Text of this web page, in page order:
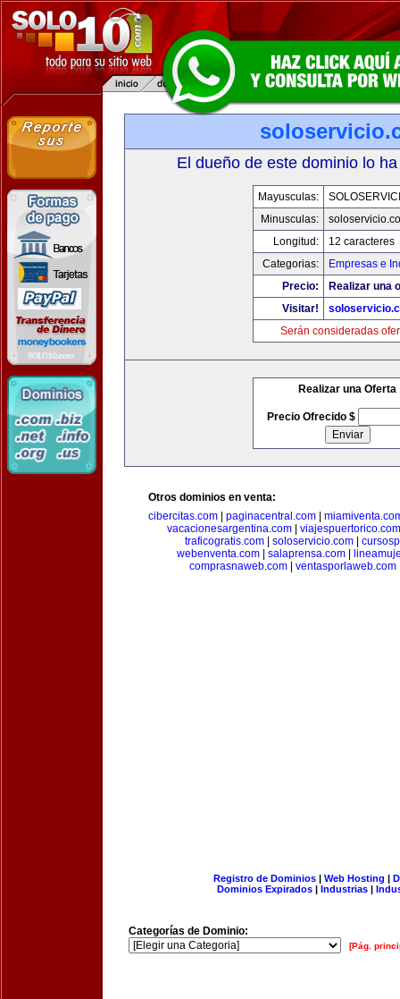
El dueño de este dominio lo
Mayusculas:
Minusculas:
Longitud:
12 caracteres
Categorias:
Empresas e
Precio:
Realizar una
Visitar!
Serán consideradas
Realizar una Oferta
Precio Ofrecido $
Otros dominios en venta:
cibercitas.com
paginacentral.com
vacacionesargentina.com
viajespuertorico.com
traficogratis.com| soloservicio.com|
webenventa.com
salaprensa.com
comprasnaweb.com
ventasporlaweb.com
Registro de Dominios| Web Hosting |
Dominios Expirados | Industrias |
Categorías de Dominio:
[Pág.